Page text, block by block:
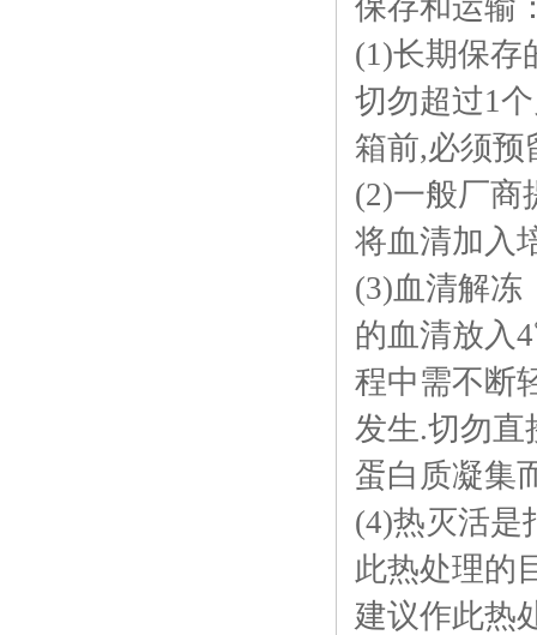
保存和运输
(1)长期保
切勿超过1
箱前,必须预
(2)一般厂商
将血清加入
(3)血清解
的血清放入
程中需不断
发生.切勿
蛋白质凝集
(4)热灭活是
此热处理的
建议作此热